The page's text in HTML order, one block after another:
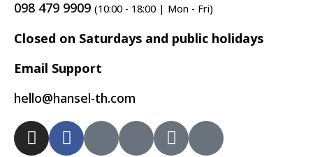
098 479 9909 (10:00 - 18:00 | Mon - Fri)
Closed on Saturdays and public holidays
Email Support
hello@hansel-th.com